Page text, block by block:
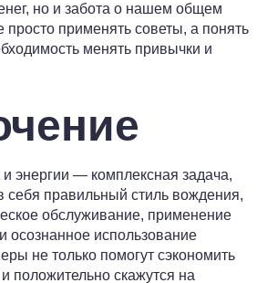
но и забота о нашем общем
применять советы, а понять
менять привычки и
энергии — комплексная задача,
себя правильный стиль вождения,
обслуживание, применение
осознанное использование
не только помогут сэкономить
положительно скажутся на